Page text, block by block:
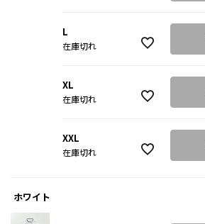
L
在庫切れ
XL
在庫切れ
XXL
在庫切れ
ホワイト